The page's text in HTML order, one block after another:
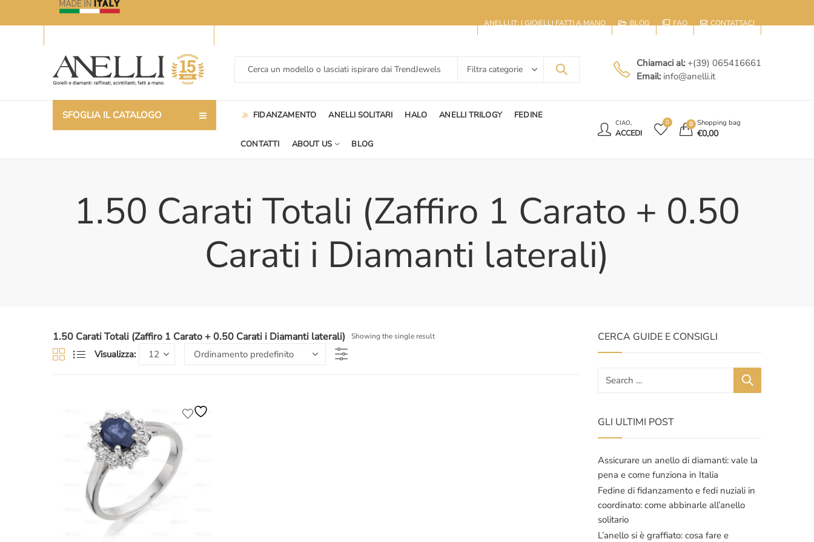
ANELLI.IT: I GIOIELLI FATTI A MANO BLOG FAQ CONTATTACI
Chiamaci al: +(39) 065416661
Email: info@anelli.it
SFOGLIA IL CATALOGO FIDANZAMENTO ANELLI SOLITARI HALO ANELLI TRILOGY FEDINE
CONTATTI ABOUT US BLOG
CIAO,
ACCEDI
0 0 Shopping bag
€0,00
1.50 Carati Totali (Zaffiro 1 Carato + 0.50
Carati i Diamanti laterali)
1.50 Carati Totali (Zaffiro 1 Carato + 0.50 Carati i Diamanti laterali) Showing the single result
Visualizza:
CERCA GUIDE E CONSIGLI
GLI ULTIMI POST
Assicurare un anello di diamanti: vale la
pena e come funziona in Italia
Fedine di fidanzamento e fedi nuziali in
coordinato: come abbinarle all’anello
solitario
L’anello si è graffiato: cosa fare e